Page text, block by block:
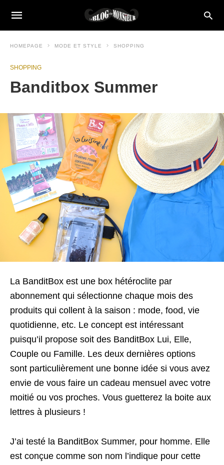
HOMEPAGE MODE ET STYLE SHOPPING
SHOPPING
Banditbox Summer
La BanditBox est une box hétéroclite par
abonnement qui sélectionne chaque mois des
produits qui collent à la saison : mode, food, vie
quotidienne, etc. Le concept est intéressant
puisqu’il propose soit des BanditBox Lui, Elle,
Couple ou Famille. Les deux dernières options
sont particulièrement une bonne idée si vous avez
envie de vous faire un cadeau mensuel avec votre
moitié ou vos proches. Vous guetterez la boite aux
lettres à plusieurs !
J’ai testé la BanditBox Summer, pour homme. Elle
est conçue comme son nom l’indique pour cette